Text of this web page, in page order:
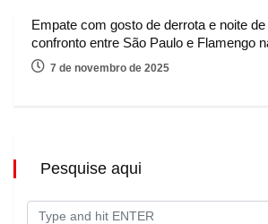
Empate com gosto de derrota e noite
confronto entre São Paulo e Flamengo
7 de novembro de 2025
Pesquise aqui